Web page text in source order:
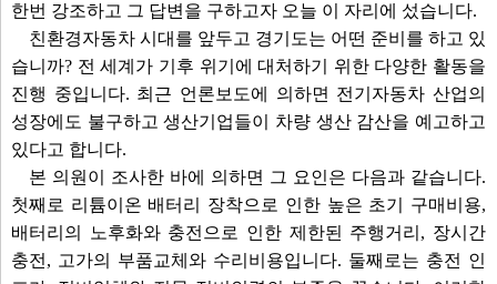
한번 강조하고 그 답변을 구하고자 오늘 이 자리에 섰습니다.
친환경자동차 시대를 앞두고 경기도는 어떤 준비를 하고 있
습니까? 전 세계가 기후 위기에 대처하기 위한 다양한 활동을
진행 중입니다. 최근 언론보도에 의하면 전기자동차 산업의
성장에도 불구하고 생산기업들이 차량 생산 감산을 예고하고
있다고 합니다.
본 의원이 조사한 바에 의하면 그 요인은 다음과 같습니다.
첫째로 리튬이온 배터리 장착으로 인한 높은 초기 구매비용,
배터리의 노후화와 충전으로 인한 제한된 주행거리, 장시간
충전, 고가의 부품교체와 수리비용입니다. 둘째로는 충전 인